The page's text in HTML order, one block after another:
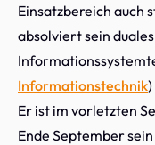
Einsatzbereich auch
absolviert sein
Informationstechnik
Er ist im vorletzten
Ende September